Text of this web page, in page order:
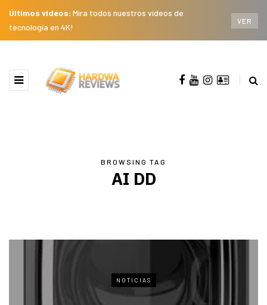
Últimos videos: Mira todos nuestros videos de
tecnología en 4K!
VER
BROWSING TAG
AI DD
NOTICIAS